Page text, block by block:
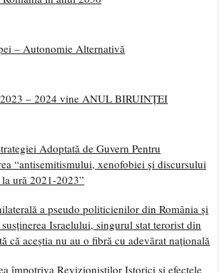
– Autonomie Alternativă
– 2024 vine ANUL BIRUINȚEI
Adoptată de Guvern Pentru
“antisemitismului, xenofobiei și discursului
ură 2021-2023”
a pseudo politicienilor din România și
Israelului, singurul stat terorist din
că aceștia nu au o fibră cu adevărat națională
împotriva Revizioniștilor Istorici și efectele